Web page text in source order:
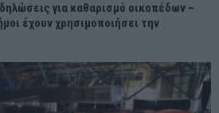
για καθαρισμό οικοπέδων –
έχουν χρησιμοποιήσει την